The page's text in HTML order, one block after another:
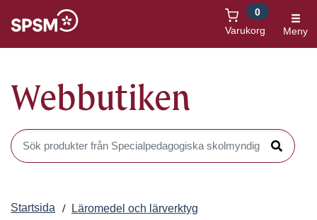
Varukorg
0
Meny
Webbutiken
Sök produkter i Webbutiken
Sök
Startsida
Läromedel och lärverktyg